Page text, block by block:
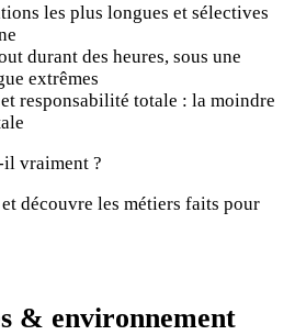
les plus longues et sélectives
durant des heures, sous une
extrêmes
responsabilité totale : la moindre
il vraiment ?
découvre les métiers faits pour
& environnement